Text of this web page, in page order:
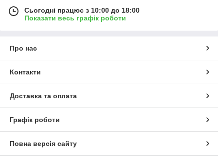
Сьогодні працює з 10:00 до 18:00
Показати весь графік роботи
Про нас
Контакти
Доставка та оплата
Графік роботи
Повна версія сайту